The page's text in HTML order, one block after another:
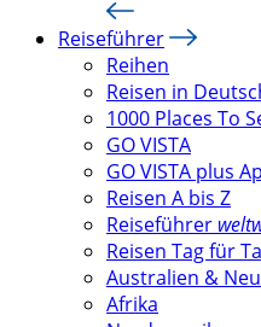
Reiseführer
Reihen
Reisen in
1000 Places To
GO VISTA
GO VISTA plus
Reisen A bis Z
Reiseführer
Reisen Tag für
Australien &
Afrika